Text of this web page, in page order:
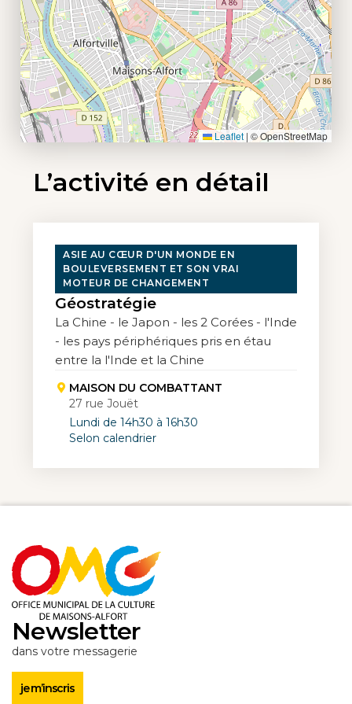
Leaflet | © OpenStreetMap
L’activité en détail
ASIE AU CŒUR D'UN MONDE EN
BOULEVERSEMENT ET SON VRAI
MOTEUR DE CHANGEMENT
Géostratégie
La Chine - le Japon - les 2 Corées - l'Inde
- les pays périphériques pris en étau
entre la l'Inde et la Chine
MAISON DU COMBATTANT
27 rue Jouët
Lundi de 14h30 à 16h30
Selon calendrier
Newsletter
dans votre messagerie
je m’inscris